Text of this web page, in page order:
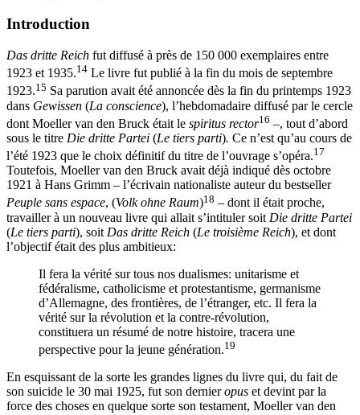
Introduction
Das dritte Reich fut diffusé à près de 150 000 exemplaires entre
1923 et 1935.14 Le livre fut publié à la fin du mois de septembre
1923.15 Sa parution avait été annoncée dès la fin du printemps 1923
dans Gewissen (La conscience), l’hebdomadaire diffusé par le cercle
dont Moeller van den Bruck était le spiritus rector16 –, tout d’abord
sous le titre Die dritte Partei (Le tiers parti). Ce n’est qu’au cours de
l’été 1923 que le choix définitif du titre de l’ouvrage s’opéra.17
Toutefois, Moeller van den Bruck avait déjà indiqué dès octobre
1921 à Hans Grimm – l’écrivain nationaliste auteur du bestseller
Peuple sans espace, (Volk ohne Raum)18 – dont il était proche,
travailler à un nouveau livre qui allait s’intituler soit Die dritte Partei
(Le tiers parti), soit Das dritte Reich (Le troisième Reich), et dont
l’objectif était des plus ambitieux:
Il fera la vérité sur tous nos dualismes: unitarisme et
fédéralisme, catholicisme et protestantisme, germanisme
d’Allemagne, des frontières, de l’étranger, etc. Il fera la
vérité sur la révolution et la contre-révolution,
constituera un résumé de notre histoire, tracera une
perspective pour la jeune génération.19
En esquissant de la sorte les grandes lignes du livre qui, du fait de
son suicide le 30 mai 1925, fut son dernieropus et devint par la
force des choses en quelque sorte son testament, Moeller van den